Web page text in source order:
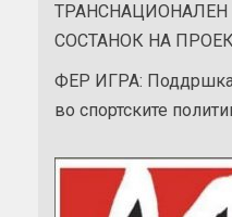
ТРАНСНАЦИОНАЛЕН
СОСТАНОК НА
ФЕР ИГРА: Поддршка
во спортските